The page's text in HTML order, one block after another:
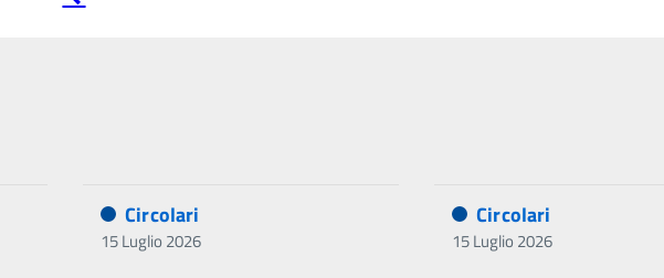
precedente
Circolari
15 Luglio 2026
Circolari
15 Luglio 2026